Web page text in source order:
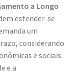
a Longo
estender-se
um
considerando
e sociais
e a